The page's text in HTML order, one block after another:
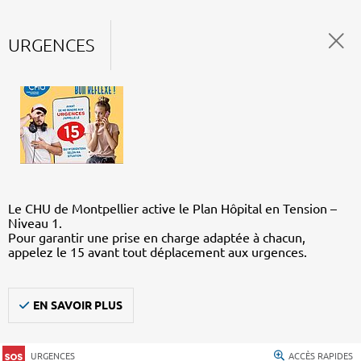
URGENCES
Le CHU de Montpellier active le Plan Hôpital en Tension –
Niveau 1.
Pour garantir une prise en charge adaptée à chacun,
appelez le 15 avant tout déplacement aux urgences.
EN SAVOIR PLUS
URGENCES ACCÈS RAPIDES